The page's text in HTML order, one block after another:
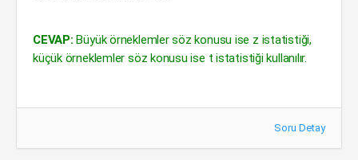
CEVAP: Büyük örneklemler söz konusu ise z istatistiği,
küçük örneklemler söz konusu ise t istatistiği kullanılır.
Soru Detay